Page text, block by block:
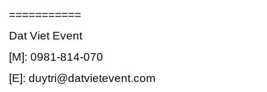
===========
Dat Viet Event
[M]: 0981-814-070
[E]: duytri@datvietevent.com